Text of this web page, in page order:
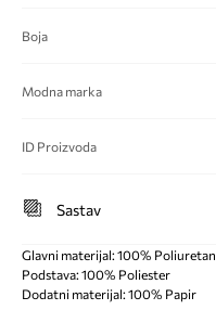
Boja
Modna marka
ID Proizvoda
Sastav
Glavni materijal: 100% Poliuretan
Podstava: 100% Poliester
Dodatni materijal: 100% Papir